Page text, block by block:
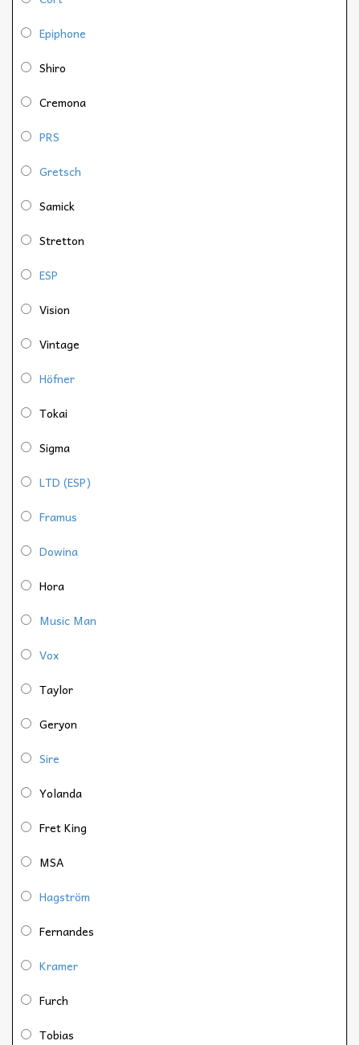
Epiphone
Shiro
Cremona
PRS
Gretsch
Samick
Stretton
ESP
Vision
Vintage
Höfner
Tokai
Sigma
LTD (ESP)
Framus
Dowina
Hora
Music Man
Vox
Taylor
Geryon
Sire
Yolanda
Fret King
MSA
Hagström
Fernandes
Kramer
Furch
Tobias